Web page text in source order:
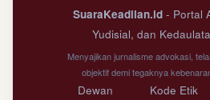
SuaraKeadilan.id - Portal
Yudisial, dan
Menyajikan jurnalisme advokasi,
objektif demi tegaknya
Dewan Kode Etik